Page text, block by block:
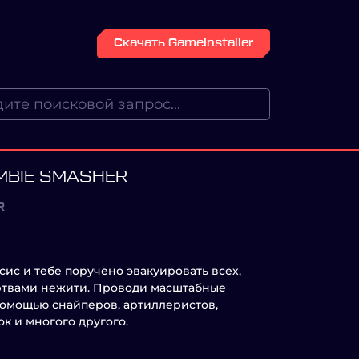
Скачать GameInstaller
SMASHER
и тебе поручено эвакуировать всех,
нежити. Проводи масштабные
снайперов, артиллеристов,
и многого другого.